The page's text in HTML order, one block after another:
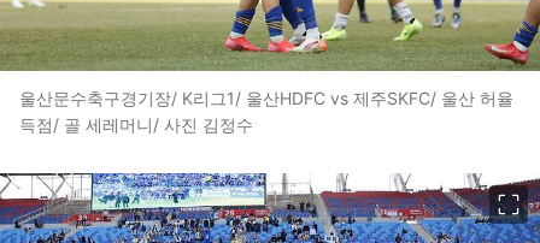
울산문수축구경기장/ K리그1/ 울산HDFC vs 제주SKFC/ 울산 허율
득점/ 골 세레머니/ 사진 김정수